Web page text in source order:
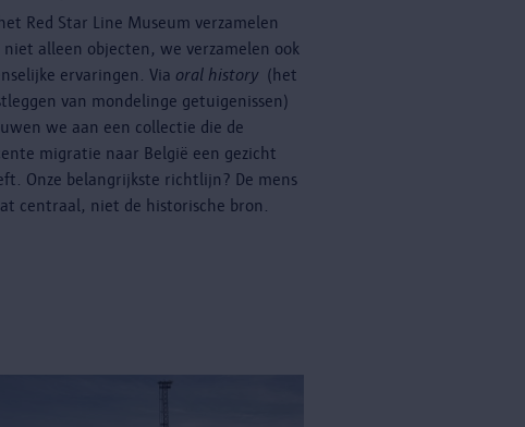
Red Star Line Museum verzamelen
niet alleen objecten, we verzamelen ook
ervaringen. Via oral history(het
van mondelinge getuigenissen)
we aan een collectie die de
migratie naar België een gezicht
Onze belangrijkste richtlijn? De mens
centraal, niet de historische bron.